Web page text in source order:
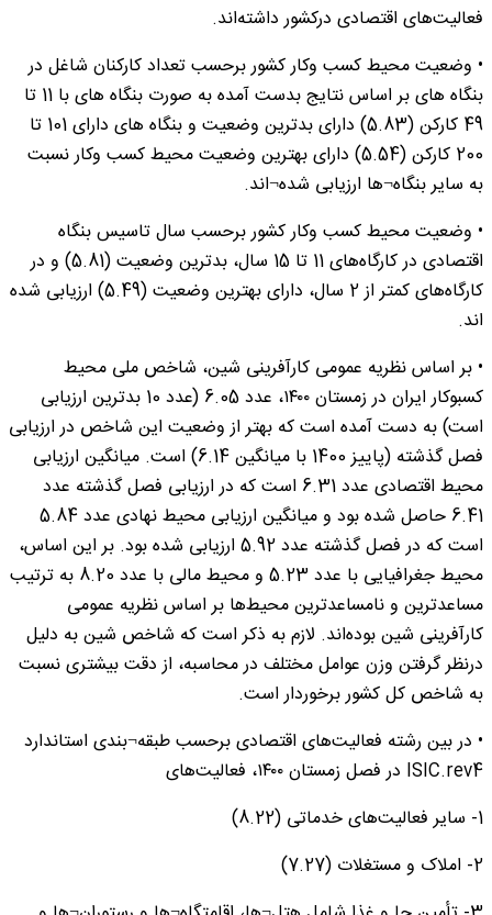
فعالیت‌های اقتصادی درکشور داشته‌اند.
• وضعیت محیط کسب وکار کشور برحسب تعداد کارکنان شاغل در
بنگاه های بر اساس نتایج بدست آمده به صورت بنگاه های با 11 تا
49 کارکن (5.83) دارای بدترین وضعیت و بنگاه های دارای 101 تا
200 کارکن (5.54) دارای بهترین وضعیت محیط کسب وکار نسبت
به سایر بنگاه¬ها ارزیابی شده¬اند.
• وضعیت محیط کسب وکار کشور برحسب سال تاسیس بنگاه
اقتصادی در کارگاه‌های 11 تا 15 سال، بدترین وضعیت (5.81) و در
کارگاه‌های کمتر از 2 سال، دارای بهترین وضعیت (5.49) ارزیابی شده
اند.
• بر اساس نظریه عمومی کارآفرینی شین، شاخص ملی محیط
کسب‏وکار ایران در زمستان ۱۴۰۰، عدد 6.05 (عدد 10 بدترین ارزیابی
است) به دست آمده است که بهتر از وضعیت این شاخص در ارزیابی
فصل گذشته (پاییز 1400 با میانگین 6.14) است. میانگین ارزیابی
محیط اقتصادی عدد 6.31 است که در ارزیابی فصل گذشته عدد
6.41 حاصل شده بود و میانگین ارزیابی محیط نهادی عدد 5.84
است که در فصل گذشته عدد 5.92 ارزیابی شده بود. بر این اساس،
محیط جغرافیایی با عدد 5.23 و محیط مالی با عدد 8.20 به ترتیب
مساعدترین و نامساعدترین محیط‌ها بر اساس نظریه عمومی
کارآفرینی شین بوده‌اند. لازم به ذکر است که شاخص شین به دلیل
درنظر گرفتن وزن عوامل مختلف در محاسبه، از دقت بیشتری نسبت
به شاخص کل کشور برخوردار است.
• در بین رشته فعالیت‌های اقتصادی برحسب طبقه¬بندی استاندارد
ISIC.rev4 در فصل زمستان ۱۴۰۰، فعالیت‌های
1- سایر فعالیت‌های خدماتی (8.22)
2- املاک و مستغلات (7.27)